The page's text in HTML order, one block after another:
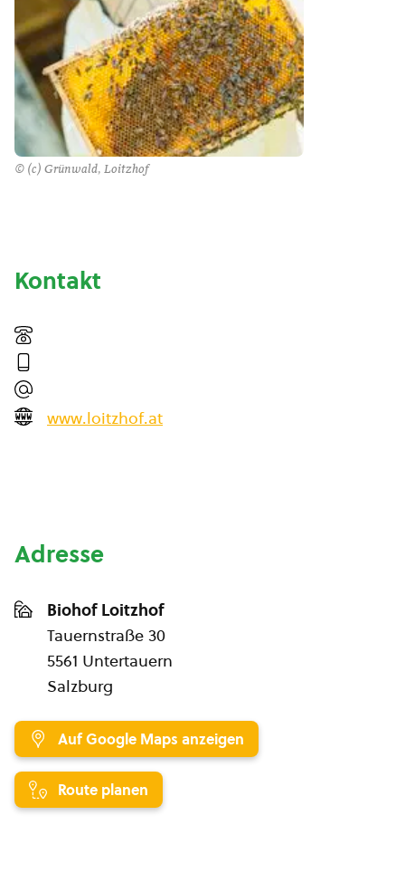
© (c) Grünwald, Loitzhof
Kontakt
www.loitzhof.at
Adresse
Biohof Loitzhof
Tauernstraße 30
5561 Untertauern
Salzburg
Auf Google Maps anzeigen
Route planen